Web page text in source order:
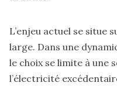
L’enjeu actuel se situe
large. Dans une
le choix se limite à
l’électricité